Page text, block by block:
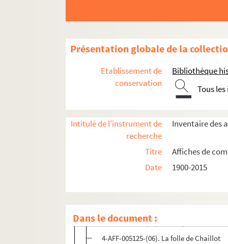
Présentation globale de la
Etablissement de
conservation
Bibliothèque
Tous
Intitulé de l'instrument de
recherche
Inventaire des
Titre
Affiches de
Date
1900-2015
Dans le document :
4-AFF-005125-(09). La colère du tigre
4-AFF-005125-(11). La culotte
4-AFF-005125-(12). Deux petites dames
4-AFF-005125-(13). Double mixte
4-AFF-005125-(14). Un drôle de cadeau
4-AFF-005125-(18). L'évangile selon
4-AFF-005125-(19). L'extra
4-AFF-005125-(20). Fin de partie
4-AFF-005125-(06). La folle de Chaillot